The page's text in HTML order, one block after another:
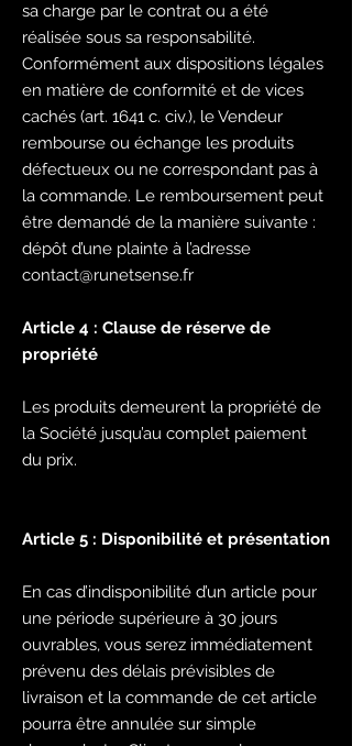
sa charge par le contrat ou a été
réalisée sous sa responsabilité.
Conformément aux dispositions légales
en matière de conformité et de vices
cachés (art. 1641 c. civ.), le Vendeur
rembourse ou échange les produits
défectueux ou ne correspondant pas à
la commande. Le remboursement peut
être demandé de la manière suivante :
dépôt d’une plainte à l’adresse
contact@runetsense.fr
Article 4 : Clause de réserve de
propriété
Les produits demeurent la propriété de
la Société jusqu’au complet paiement
du prix.
Article 5 : Disponibilité et présentation
En cas d’indisponibilité d’un article pour
une période supérieure à 30 jours
ouvrables, vous serez immédiatement
prévenu des délais prévisibles de
livraison et la commande de cet article
pourra être annulée sur simple